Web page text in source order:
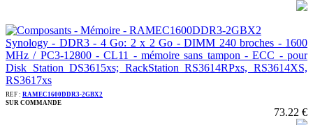
Synology - DDR3 - 4 Go: 2 x 2 Go - DIMM 240 broches - 1600
MHz / PC3-12800 - CL11 - mémoire sans tampon - ECC - pour
Disk Station DS3615xs; RackStation RS3614RPxs, RS3614XS,
RS3617xs
REF : RAMEC1600DDR3-2GBX2
SUR COMMANDE
73.22 €